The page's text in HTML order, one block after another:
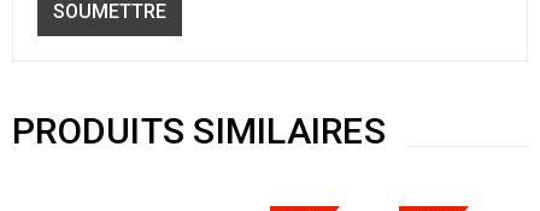
PRODUITS SIMILAIRES